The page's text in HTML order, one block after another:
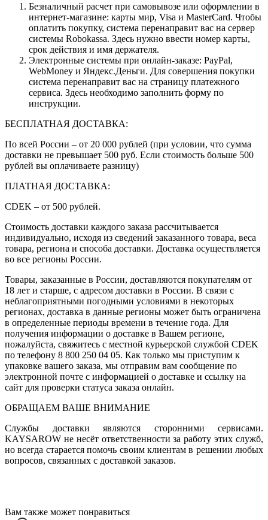
Безналичный расчет при самовывозе или оформлении в
интернет-магазине: карты мир, Visa и MasterCard. Чтобы
оплатить покупку, система перенаправит вас на сервер
системы Robokassa. Здесь нужно ввести номер карты,
срок действия и имя держателя.
Электронные системы при онлайн-заказе: PayPal,
WebMoney и Яндекс.Деньги. Для совершения покупки
система перенаправит вас на страницу платежного
сервиса. Здесь необходимо заполнить форму по
инструкции.
БЕСПЛАТНАЯ ДОСТАВКА:
По всей России – от 20 000 рублей (при условии, что сумма
доставки не превышает 500 руб. Если стоимость больше 500
рублей вы оплачиваете разницу)
ПЛАТНАЯ ДОСТАВКА:
CDEK – от 500 рублей.
Стоимость доставки каждого заказа рассчитывается
индивидуально, исходя из сведений заказанного товара, веса
товара, региона и способа доставки. Доставка осуществляется
во все регионы России.
Товары, заказанные в России, доставляются покупателям от
18 лет и старше, с адресом доставки в России. В связи с
неблагоприятными погодными условиями в некоторых
регионах, доставка в данные регионы может быть ограничена
в определенные периоды времени в течение года. Для
получения информации о доставке в Вашем регионе,
пожалуйста, свяжитесь с местной курьерской службой CDEK
по телефону 8 800 250 04 05. Как только мы приступим к
упаковке вашего заказа, мы отправим вам сообщение по
электронной почте с информацией о доставке и ссылку на
сайт для проверки статуса заказа онлайн.
ОБРАЩАЕМ ВАШЕ ВНИМАНИЕ
Службы доставки являются сторонними сервисами.
KAYSAROW не несёт ответственности за работу этих служб,
но всегда старается помочь своим клиентам в решении любых
вопросов, связанных с доставкой заказов.
Вам также может понравиться